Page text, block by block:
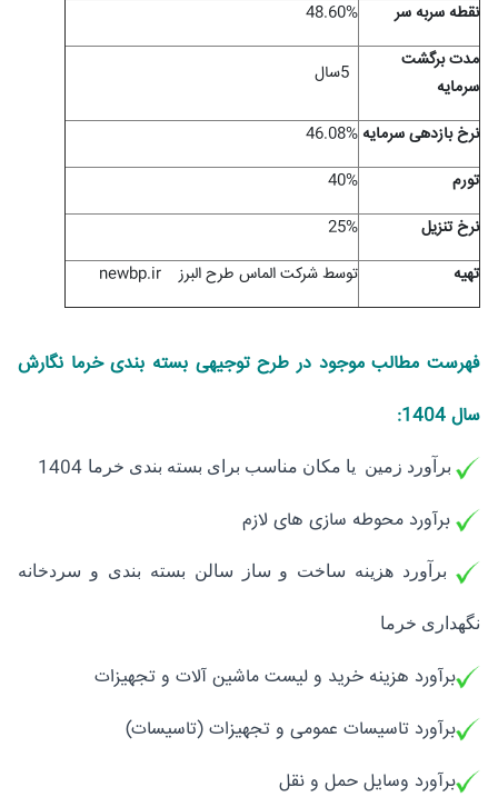
نقطه سربه سر
48.60%
مدت برگشت
سرمایه
5سال
نرخ بازدهی سرمایه 46.08%
تورم
40%
نرخ تنزیل
25%
تهیه
توسط شرکت الماس طرح البرز newbp.ir
فهرست مطالب موجود در طرح توجیهی بسته بندی خرما نگارش
سال 1404:
برآورد زمین یا مکان مناسب برای بسته بندی خرما
برآورد محوطه سازی های لازم
برآورد هزینه ساخت و ساز سالن بسته بندی و سردخانه
نگهداری خرما
برآورد هزینه خرید و لیست ماشین آلات و تجهیزات
برآورد تاسیسات عمومی و تجهیزات (تاسیسات)
برآورد وسایل حمل و نقل